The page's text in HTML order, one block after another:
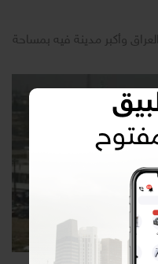
وأكبر مدينة فيه بمساحة